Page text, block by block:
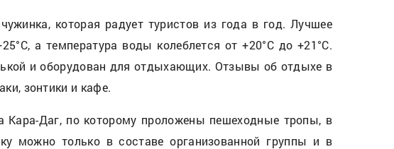
которая радует туристов из года в год. Лучшее
а температура воды колеблется от +20°С до +21°С.
и оборудован для отдыхающих. Отзывы об отдыхе в
зонтики и кафе.
Кара-Даг, по которому проложены пешеходные тропы, в
можно только в составе организованной группы и в